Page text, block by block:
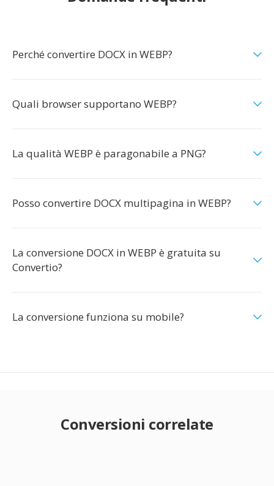
Perché convertire DOCX in WEBP?
Quali browser supportano WEBP?
La qualità WEBP è paragonabile a PNG?
Posso convertire DOCX multipagina in WEBP?
La conversione DOCX in WEBP è gratuita su
Convertio?
La conversione funziona su mobile?
Conversioni correlate